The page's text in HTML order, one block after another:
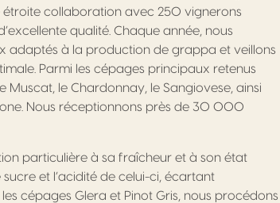
étroite collaboration avec 250 vignerons
qualité. Chaque année, nous
adaptés à la production de grappa et veillons
Parmi les cépages principaux retenus
Muscat, le Chardonnay, le Sangiovese, ainsi
Nous réceptionnons près de 30 000
particulière à sa fraîcheur et à son état
et l’acidité de celui-ci, écartant
cépages Glera et Pinot Gris, nous procédons